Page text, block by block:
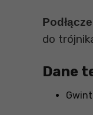
do
Dane